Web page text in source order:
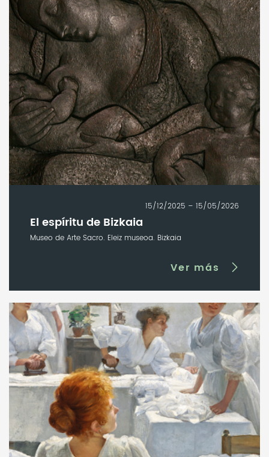
15/12/2025 – 15/05/2026
El espíritu de Bizkaia
Museo de Arte Sacro. Eleiz museoa. Bizkaia
Ver más